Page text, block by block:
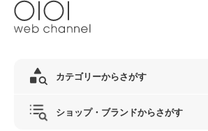
カテゴリーからさがす
ショップ・ブランドからさがす